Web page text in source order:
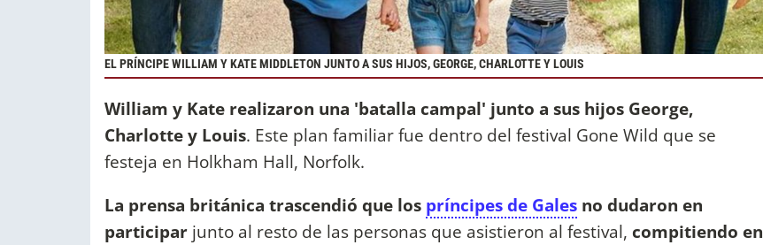
EL PRÍNCIPE WILLIAM Y KATE MIDDLETON JUNTO A SUS HIJOS, GEORGE, CHARLOTTE Y LOUIS
William y Kate realizaron una 'batalla campal' junto a sus hijos George,
Charlotte y Louis. Este plan familiar fue dentro del festival Gone Wild que se
festeja en Holkham Hall, Norfolk.
La prensa británica trascendió que los príncipes de Gales no dudaron en
participar junto al resto de las personas que asistieron al festival, compitiendo en